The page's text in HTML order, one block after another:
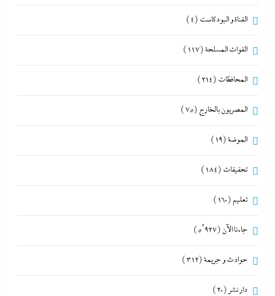
القناة و البودكاست (4)
القوات المسلحة(117)
المحافظات (214)
المصريون بالخارج (75)
الموضة(19)
تحقيقات (184)
تعليم (160)
جاءنا الآن (5٬927)
حوادث و جريمة(312)
دار نشر (20)